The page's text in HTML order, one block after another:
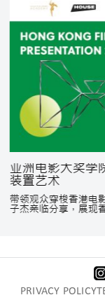
亚洲电影大奖学
装置艺术
带领观众穿梭香港电
子杰亲临分享，展现
PRIVACY